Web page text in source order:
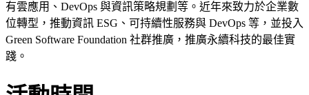
有雲應用、 DevOps 與資訊策略規劃等。近年來致力於企業數
位轉型，推動資訊 ESG 、可持續性服務與 DevOps 等，並投入
Green Software Foundation 社群推廣，推廣永續科技的最佳實
踐。